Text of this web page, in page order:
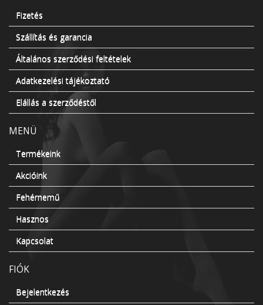
Fizetés
Szállítás és garancia
Általános szerződési feltételek
Adatkezelési tájékoztató
Elállás a szerződéstől
MENÜ
Termékeink
Akcióink
Fehérnemű
Hasznos
Kapcsolat
FIÓK
Bejelentkezés